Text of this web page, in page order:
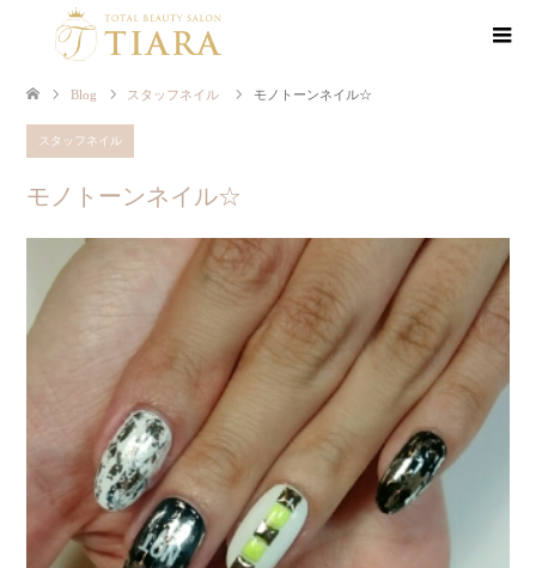
Blog スタッフネイル モノトーンネイル☆
スタッフネイル
モノトーンネイル☆